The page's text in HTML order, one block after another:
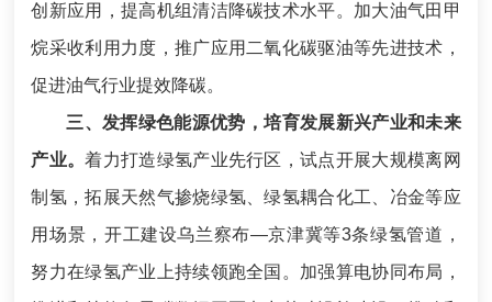
创新应用，提高机组清洁降碳技术水平。加大油气田甲
烷采收利用力度，推广应用二氧化碳驱油等先进技术，
促进油气行业提效降碳。
三、发挥绿色能源优势，培育发展新兴产业和未来
产业。着力打造绿氢产业先行区，试点开展大规模离网
制氢，拓展天然气掺烧绿氢、绿氢耦合化工、冶金等应
用场景，开工建设乌兰察布—京津冀等3条绿氢管道，
努力在绿氢产业上持续领跑全国。加强算电协同布局，